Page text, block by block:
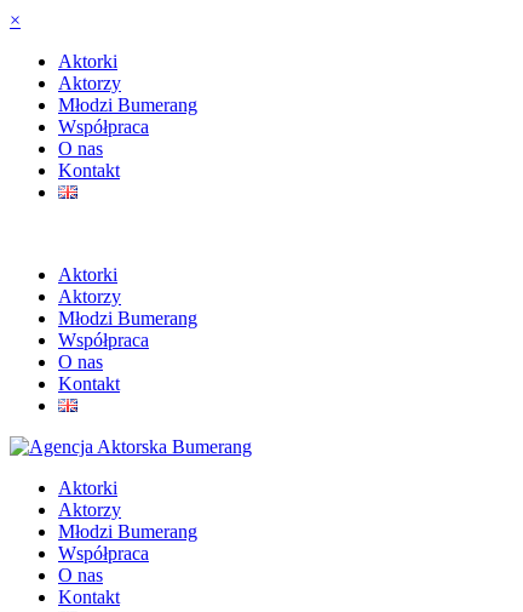
×
Aktorki
Aktorzy
Młodzi Bumerang
Współpraca
O nas
Kontakt
Aktorki
Aktorzy
Młodzi Bumerang
Współpraca
O nas
Kontakt
Aktorki
Aktorzy
Młodzi Bumerang
Współpraca
O nas
Kontakt